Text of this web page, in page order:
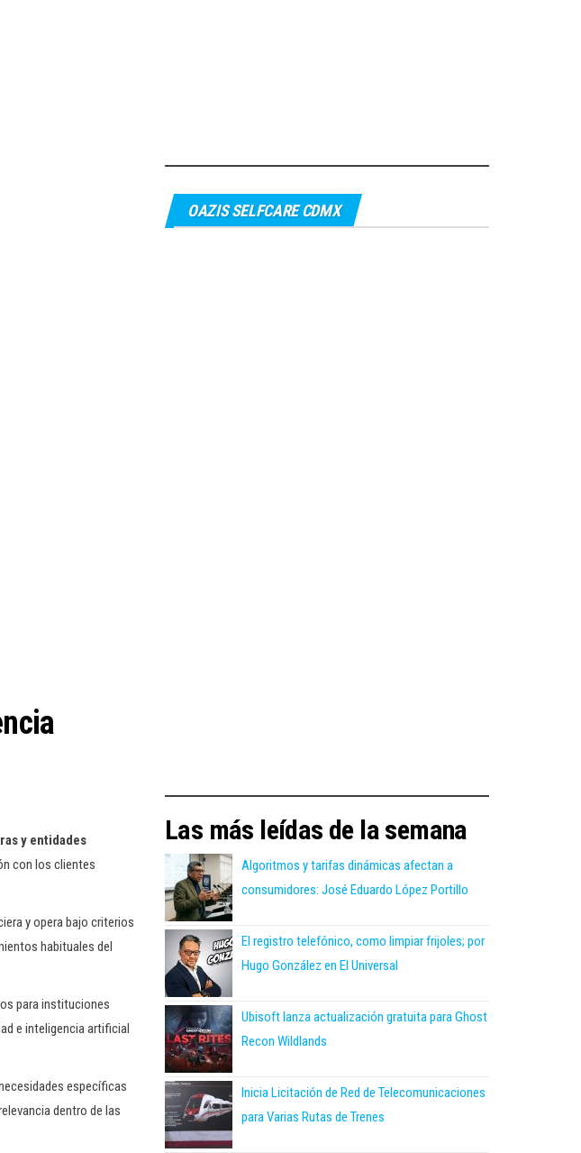
y entidades
con los clientes
y opera bajo criterios
habituales del
para instituciones
e inteligencia artificial
específicas
dentro de las
OAZIS SELFCARE CDMX
Las más leídas de la semana
Algoritmos y tarifas dinámicas afectan a
consumidores: José Eduardo López Portillo
El registro telefónico, como limpiar frijoles; por
Hugo González en El Universal
Ubisoft lanza actualización gratuita para Ghost
Recon Wildlands
Inicia Licitación de Red de Telecomunicaciones
para Varias Rutas de Trenes